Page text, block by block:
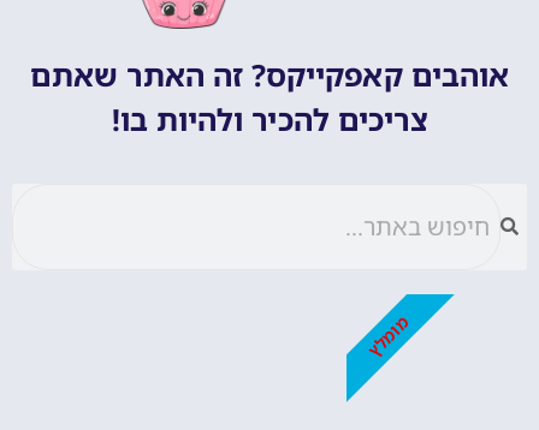
אוהבים קאפקייקס? זה האתר שאתם
צריכים להכיר ולהיות בו!
מומלץ